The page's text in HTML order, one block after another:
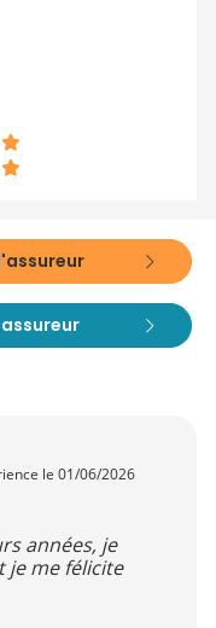
le 01/06/2026
années, je
je me félicite